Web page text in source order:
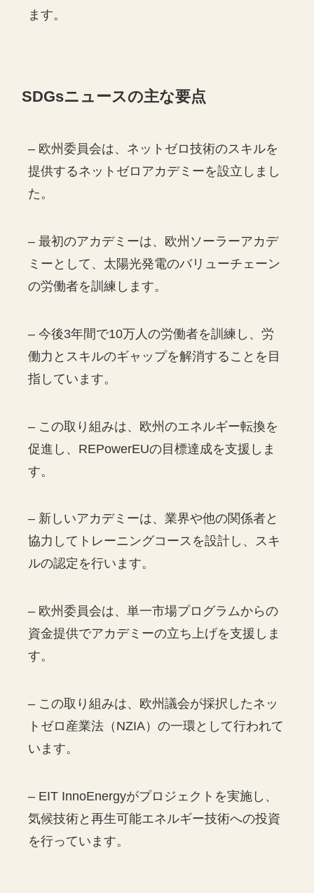
ます。
SDGsニュースの主な要点
– 欧州委員会は、ネットゼロ技術のスキルを
提供するネットゼロアカデミーを設立しまし
た。
– 最初のアカデミーは、欧州ソーラーアカデ
ミーとして、太陽光発電のバリューチェーン
の労働者を訓練します。
– 今後3年間で10万人の労働者を訓練し、労
働力とスキルのギャップを解消することを目
指しています。
– この取り組みは、欧州のエネルギー転換を
促進し、REPowerEUの目標達成を支援しま
す。
– 新しいアカデミーは、業界や他の関係者と
協力してトレーニングコースを設計し、スキ
ルの認定を行います。
– 欧州委員会は、単一市場プログラムからの
資金提供でアカデミーの立ち上げを支援しま
す。
– この取り組みは、欧州議会が採択したネッ
トゼロ産業法（NZIA）の一環として行われて
います。
– EIT InnoEnergyがプロジェクトを実施し、
気候技術と再生可能エネルギー技術への投資
を行っています。